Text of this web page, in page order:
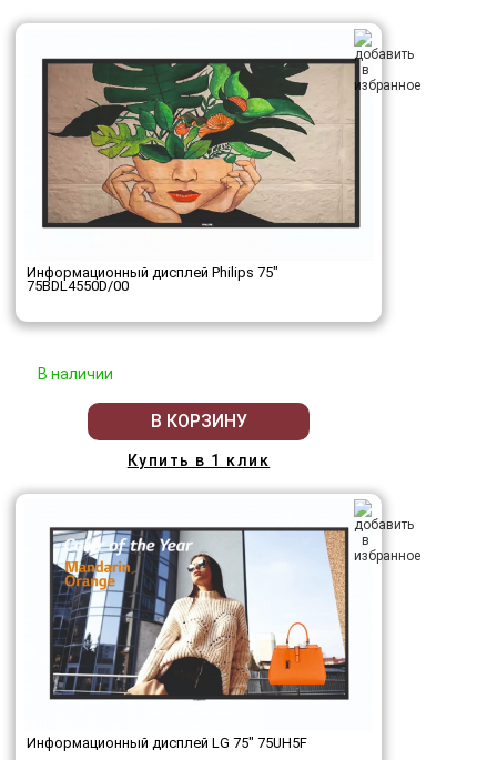
Информационный дисплей Philips 75"
75BDL4550D/00
В наличии
В КОРЗИНУ
Купить в 1 клик
Информационный дисплей LG 75" 75UH5F